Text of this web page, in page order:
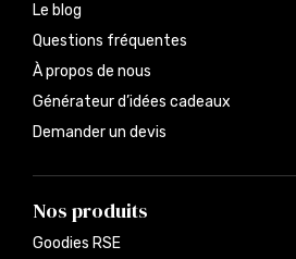
Le blog
Questions fréquentes
À propos de nous
Générateur d’idées cadeaux
Demander un devis
Nos produits
Goodies RSE